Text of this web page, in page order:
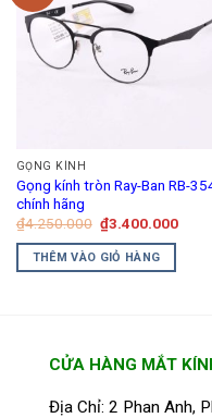
GỌNG KÍNH
Gọng kính tròn Ray-Ban RB-
chính hãng
₫4.250.000 Giá
gốc
là:
₫4.250.000.
₫3.400.000Giá
THÊM VÀO GIỎ HÀNG
CỬA HÀNG MẮT
Địa Chỉ: 2 Phan Anh,